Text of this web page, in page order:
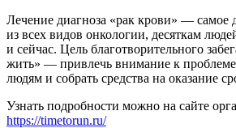
Лечение диагноза «рак крови» — самое
из всех видов онкологии, десяткам
и сейчас. Цель благотворительного
жить» — привлечь внимание к
людям и собрать средства на оказание
Узнать подробности можно на сайте
https://timetorun.ru/